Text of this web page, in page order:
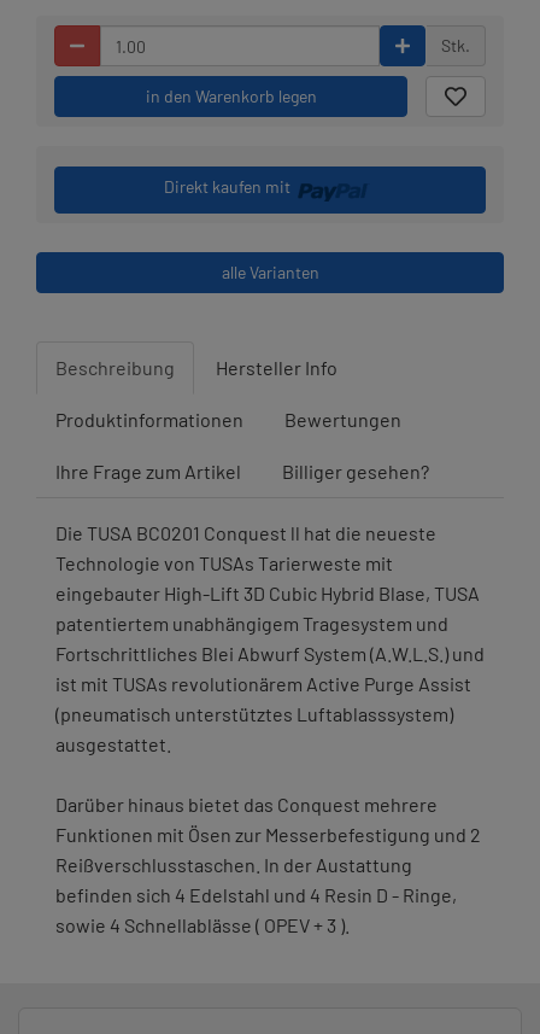
Stk.
in den Warenkorb legen
Direkt kaufen mit
alle Varianten
Beschreibung Hersteller Info
Produktinformationen Bewertungen
Ihre Frage zum Artikel Billiger gesehen?
Die TUSA BC0201 Conquest ll hat die neueste
Technologie von TUSAs Tarierweste mit
eingebauter High-Lift 3D Cubic Hybrid Blase, TUSA
patentiertem unabhängigem Tragesystem und
Fortschrittliches Blei Abwurf System (A.W.L.S.) und
ist mit TUSAs revolutionärem Active Purge Assist
(pneumatisch unterstütztes Luftablasssystem)
ausgestattet.
Darüber hinaus bietet das Conquest mehrere
Funktionen mit Ösen zur Messerbefestigung und 2
Reißverschlusstaschen. In der Austattung
befinden sich 4 Edelstahl und 4 Resin D - Ringe,
sowie 4 Schnellablässe ( OPEV + 3 ).